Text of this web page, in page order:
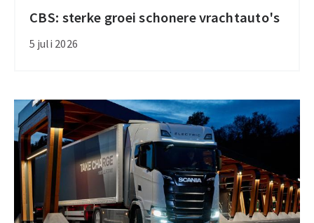
CBS: sterke groei schonere vrachtauto's
5 juli 2026
CBS:
sterke
vrachtauto's